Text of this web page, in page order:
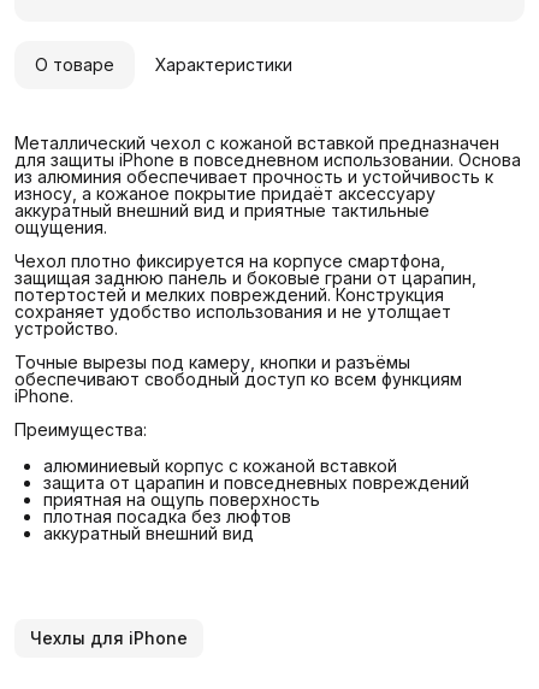
О товаре Характеристики
Металлический чехол с кожаной вставкой предназначен
для защиты iPhone в повседневном использовании. Основа
из алюминия обеспечивает прочность и устойчивость к
износу, а кожаное покрытие придаёт аксессуару
аккуратный внешний вид и приятные тактильные
ощущения.
Чехол плотно фиксируется на корпусе смартфона,
защищая заднюю панель и боковые грани от царапин,
потертостей и мелких повреждений. Конструкция
сохраняет удобство использования и не утолщает
устройство.
Точные вырезы под камеру, кнопки и разъёмы
обеспечивают свободный доступ ко всем функциям
iPhone.
Преимущества:
алюминиевый корпус с кожаной вставкой
защита от царапин и повседневных повреждений
приятная на ощупь поверхность
плотная посадка без люфтов
аккуратный внешний вид
Чехлы для iPhone